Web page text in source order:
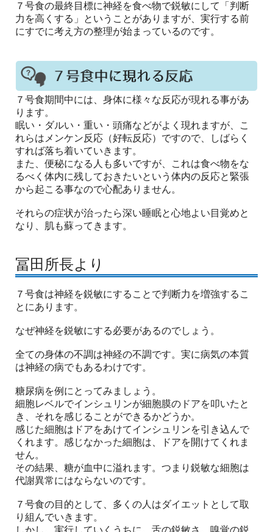
７号食の最終目標に神経を食べ物で鋭敏にして「判断
力を高くする」ということがありますが、実行する前
にすでに考え方の整理が始まっているのです。
７号食期間中には、身体に様々な反応が現れる事があ
ります。
眠い・ダルい・重い・頭痛などがよく現れますが、こ
れらはメンケン反応（好転反応）ですので、しばらく
すれば落ち着いていきます。
また、便秘になる人も多いですが、これは食べ物をな
るべく体内に残しておきたいという体内の反応と緊張
から起こる事なので心配ありません。
それらの症状が治ったら深い睡眠と心地よい目覚めと
なり、肌も蘇ってきます。
冨田所長より
７号食は神経を鋭敏にすることで判断力を増強するこ
とにあります。
なぜ神経を鋭敏にする必要があるのでしょう。
全ての身体の不調は神経の不調です。実に病気の本質
は神経の病でもあるわけです。
糖尿病を例にとってみましょう。
細胞レベルでインシュリンが細胞膜のドアを叩いたと
き、それを感じることができるかどうか。
感じた細胞はドアをあけてインシュリンを引き込んで
くれます。感じなかった細胞は、ドアを開けてくれま
せん。
その結果、糖が血中に溢れます。つまり鋭敏な細胞は
代謝異常にはならないのです。
７号食の目的として、多くの人はダイエットとして取
り組んでいきます。